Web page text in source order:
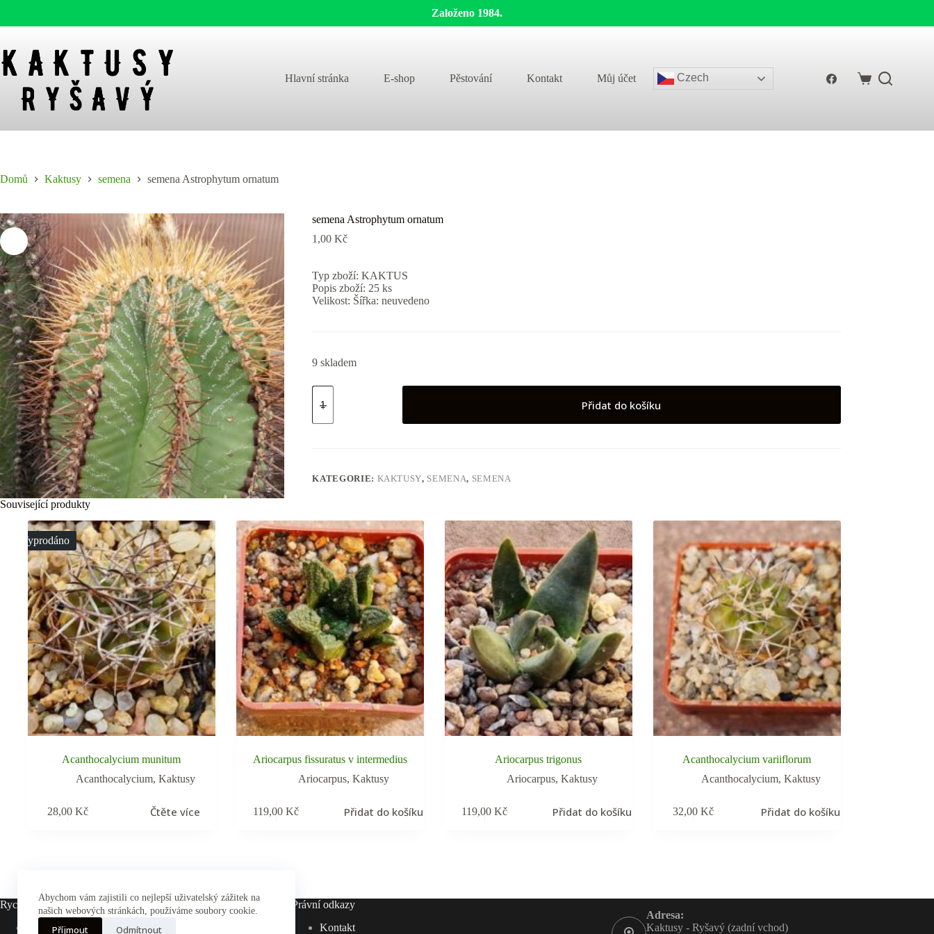
Založeno 1984.
content
Abychom vám zajistili co nejlepší uživatelský zážitek na
našich webových stránkách, používáme soubory cookie.
Příjmout Odmítnout
Hlavní stránka E-shop Pěstování Kontakt Můj účet Czech
Shopping
Domů Kaktusy semena semena Astrophytum ornatum
semena Astrophytum ornatum
1,00Kč
Typ zboží: KAKTUS
Popis zboží: 25 ks
Velikost: Šířka: neuvedeno
9 skladem
semena
Astrophytum
množství
Přidat do košíku
KATEGORIE: KAKTUSY, SEMENA, SEMENA
Související produkty
Vyprodáno
Acanthocalycium munitum
Acanthocalycium, Kaktusy
28,00 Kč Čtěte více
Ariocarpus fissuratus v intermedius
Ariocarpus,Kaktusy
119,00Kč Přidat do košíku
Ariocarpus trigonus
Ariocarpus,Kaktusy
119,00Kč Přidat do košíku
Acanthocalycium variiflorum
Acanthocalycium, Kaktusy
32,00 Kč Přidat do košíku
Rychlé odkazy
Hlavní stránka
Právní odkazy
Kontakt
Adresa:
Kaktusy - Ryšavý (zadní vchod)